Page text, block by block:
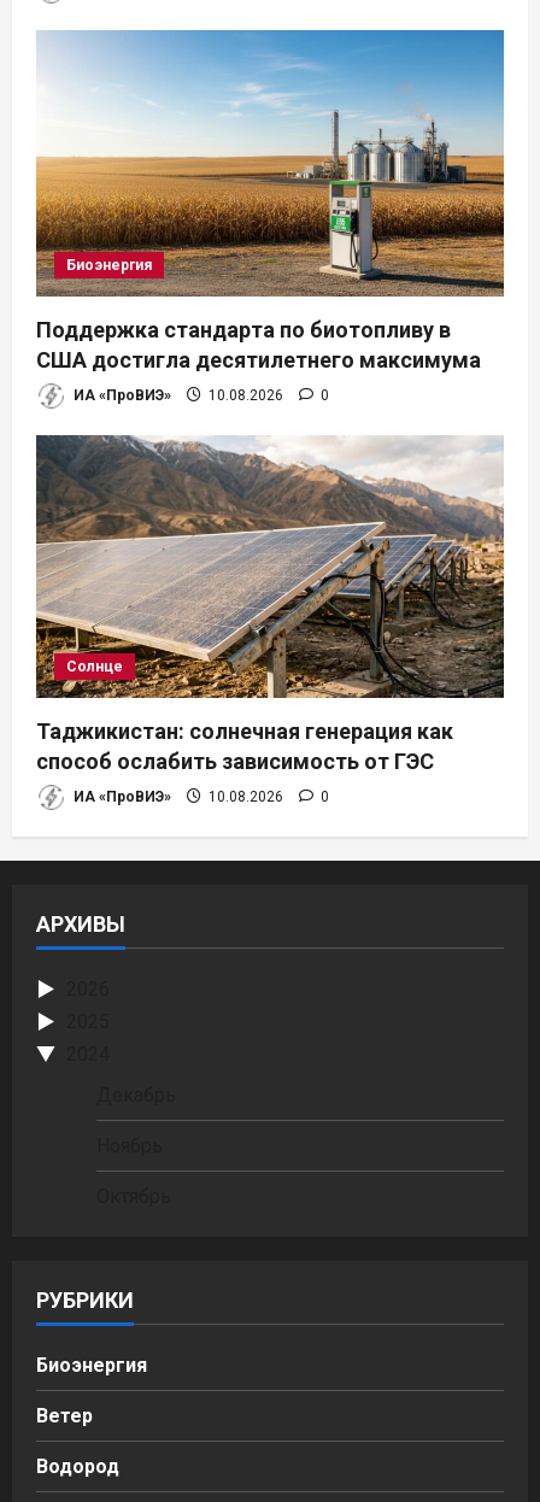
Биоэнергия
Поддержка стандарта по биотопливу в
США достигла десятилетнего максимума
ИА «ПроВИЭ» 10.08.2026 0
Солнце
Таджикистан: солнечная генерация как
способ ослабить зависимость от ГЭС
ИА «ПроВИЭ» 10.08.2026 0
АРХИВЫ
РУБРИКИ
Биоэнергия
Ветер
Водород